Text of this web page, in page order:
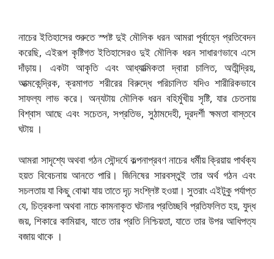
নাচের ইতিহাসের শুরুতে স্পষ্ট দুই মৌলিক ধরন আমরা পূর্বাহ্নে প্রতিবেদন
করেছি, এইরূপ কৃষ্টিগত ইতিহাসেরও দুই মৌলিক ধরন সাধারণভাবে এসে
দাঁড়ায়। একটা আকৃতি এবং আধ্যাত্মিকতা দ্বারা চালিত, অতীন্দ্রিয়,
আত্মকেন্দ্রিক, ক্রমাগত শরীরের বিরুদ্ধে পরিচালিত যদিও শারীরিকভাবে
সাফল্য লাভ করে। অন্যটায় মৌলিক ধরন বহির্মুখীয় সৃষ্টি, যার চেতনায়
বিশ্বাস আছে এবং সচেতন, সপ্রতিভ, সুঠামদেহী, দূরদর্শী ক্ষমতা বাস্তবে
ঘটায় ।
আমরা সাদৃশ্যে অথবা গঠন সৌন্দর্যে কল্পনাপ্রবণ নাচের ধর্মীয় ক্রিয়ায় পার্থক্য
হয়ত বিবেচনায় আনতে পারি। জিনিষের সারবস্তুই তার অর্থ গঠন এবং
সচলতায় যা কিছু বোঝা যায় তাতে দৃঢ় সংশ্লিষ্ট হওয়া। সুতরাং এইটুকু পর্যাপ্ত
যে, চিত্রকলা অথবা নাচে কামনাকৃত ঘটনার প্রতিচ্ছবি প্রতিফলিত হয়, যুদ্ধ
জয়, শিকারে কামিয়াব, যাতে তার প্রতি নিশ্চিয়তা, যাতে তার উপর আধিপত্য
বজায় থাকে ।